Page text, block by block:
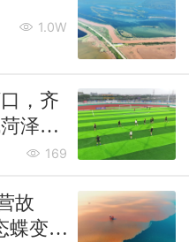
1.0W
，齐
泽
169
故
蝶变